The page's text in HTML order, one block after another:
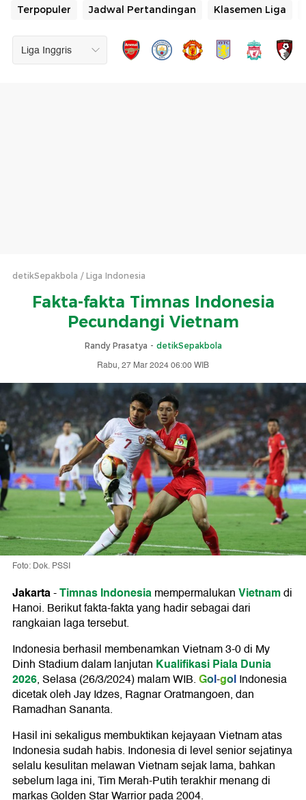
Terpopuler Jadwal Pertandingan Klasemen Liga
detikSepakbola Liga Indonesia
Fakta-fakta Timnas Indonesia
Pecundangi Vietnam
Randy Prasatya - detikSepakbola
Rabu, 27 Mar 2024 06:00 WIB
Foto: Dok. PSSI
Jakarta-Timnas IndonesiamempermalukanVietnamdi
Hanoi. Berikut fakta-fakta yang hadir sebagai dari
rangkaian laga tersebut.
Indonesia berhasil membenamkan Vietnam 3-0 di My
Dinh Stadium dalam lanjutan Kualifikasi Piala Dunia
2026, Selasa (26/3/2024) malam WIB.Gol-golIndonesia
dicetak oleh Jay Idzes, Ragnar Oratmangoen, dan
Ramadhan Sananta.
Hasil ini sekaligus membuktikan kejayaan Vietnam atas
Indonesia sudah habis. Indonesia di level senior sejatinya
selalu kesulitan melawan Vietnam sejak lama, bahkan
sebelum laga ini, Tim Merah-Putih terakhir menang di
markas Golden Star Warrior pada 2004.